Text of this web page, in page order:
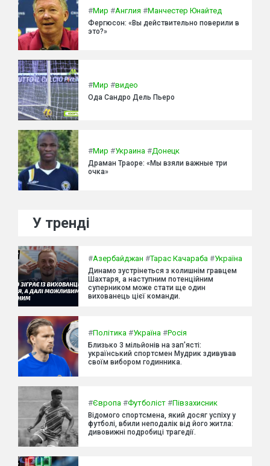
#Мир #Англия #Манчестер Юнайтед
Фергюсон: «Вы действительно поверили в
это?»
#Мир #видео
Ода Сандро Дель Пьеро
#Мир #Украина #Донецк
Драман Траоре: «Мы взяли важные три
очка»
У тренді
#Азербайджан #Тарас Качараба #Україна
Динамо зустрінеться з колишнім гравцем
Шахтаря, а наступним потенційним
суперником може стати ще один
вихованець цієї команди.
#Політика #Україна #Росія
Близько 3 мільйонів на зап'ясті:
український спортсмен Мудрик здивував
своїм вибором годинника.
#Європа #Футболіст #Півзахисник
Відомого спортсмена, який досяг успіху у
футболі, вбили неподалік від його житла:
дивовижні подробиці трагедії.